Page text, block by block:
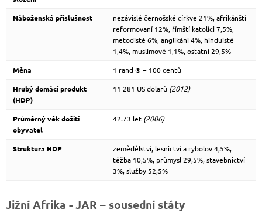
Náboženská příslušnost
nezávislé černošské církve 21%, afrikánští
reformovaní 12%, římští katolíci 7,5%,
metodisté 6%, anglikáni 4%, hinduisté
1,4%, muslimové 1,1%, ostatní 29,5%
Měna
1 rand ® = 100 centů
Hrubý domácí produkt
(HDP)
11 281 US dolarů (2012)
Průměrný věk dožití
obyvatel
42.73 let (2006)
Struktura HDP
zemědělství, lesnictví a rybolov 4,5%,
těžba 10,5%, průmysl 29,5%, stavebnictví
3%, služby 52,5%
Jižní Afrika - JAR – sousední státy